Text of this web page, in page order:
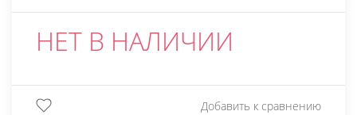
НЕТ В НАЛИЧИИ
Добавить к сравнению